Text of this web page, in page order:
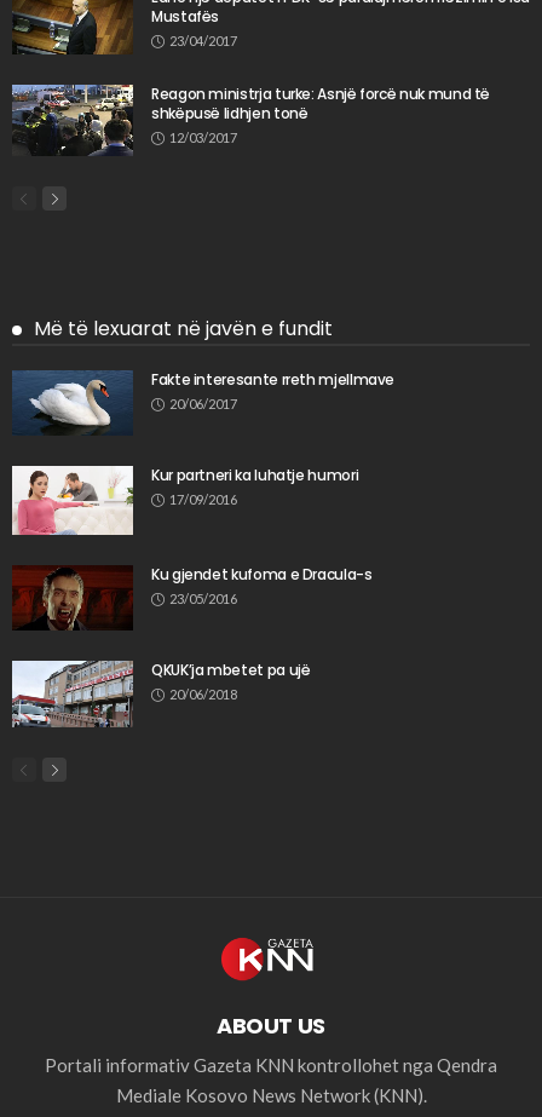
Mustafës
23/04/2017
Reagon ministrja turke: Asnjë forcë nuk mund të
shkëpusë lidhjen tonë
12/03/2017
Më të lexuarat në javën e fundit
Fakte interesante rreth mjellmave
20/06/2017
Kur partneri ka luhatje humori
17/09/2016
Ku gjendet kufoma e Dracula-s
23/05/2016
QKUK’ja mbetet pa ujë
20/06/2018
ABOUT US
Portali informativ Gazeta KNN kontrollohet nga Qendra
Mediale Kosovo News Network (KNN).